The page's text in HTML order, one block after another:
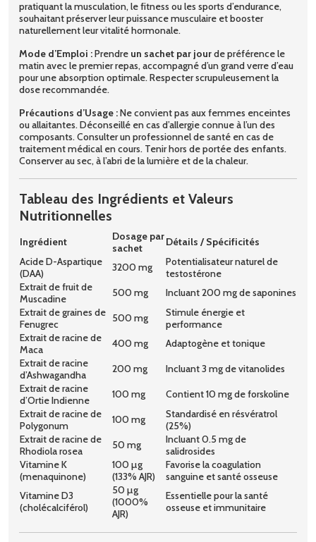
pratiquant la musculation, le fitness ou les sports d’endurance,
souhaitant préserver leur puissance musculaire et booster
naturellement leur vitalité hormonale.
Mode d’Emploi :Prendre un sachet par jourde préférence le
matin avec le premier repas, accompagné d’un grand verre d’eau
pour une absorption optimale. Respecter scrupuleusement la
dose recommandée.
Précautions d’Usage :Ne convient pas aux femmes enceintes
ou allaitantes. Déconseillé en cas d’allergie connue à l’un des
composants. Consulter un professionnel de santé en cas de
traitement médical en cours. Tenir hors de portée des enfants.
Conserver au sec, à l’abri de la lumière et de la chaleur.
Tableau des Ingrédients et Valeurs
Nutritionnelles
Ingrédient
Dosage par
sachet
Détails / Spécificités
Acide D-Aspartique
(DAA)
3200 mg
Potentialisateur naturel de
testostérone
Extrait de fruit de
Muscadine
500 mg
Incluant 200 mg de saponines
Extrait de graines de
Fenugrec
500 mg
Stimule énergie et
performance
Extrait de racine de
Maca
400 mg
Adaptogène et tonique
Extrait de racine
d’Ashwagandha
200 mg
Incluant 3 mg de vitanolides
Extrait de racine
d’Ortie Indienne
100 mg
Contient 10 mg de forskoline
Extrait de racine de
Polygonum
100 mg
Standardisé en résvératrol
(25%)
Extrait de racine de
Rhodiola rosea
50 mg
Incluant 0.5 mg de
salidrosides
Vitamine K
(menaquinone)
100 µg
(133% AJR)
Favorise la coagulation
sanguine et santé osseuse
Vitamine D3
(cholécalciférol)
50 µg
(1000%
AJR)
Essentielle pour la santé
osseuse et immunitaire